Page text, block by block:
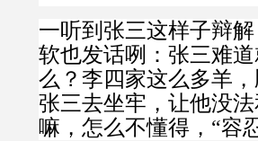
一听到张三这样子辩
软也发话咧：张三难
么？李四家这么多羊
张三去坐牢，让他没
嘛，怎么不懂得，“容